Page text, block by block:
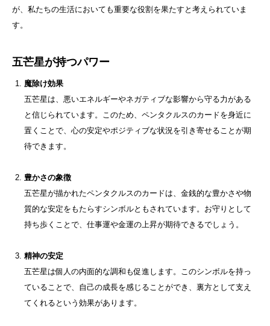
が、私たちの生活においても重要な役割を果たすと考えられていま
す。
五芒星が持つパワー
魔除け効果
五芒星は、悪いエネルギーやネガティブな影響から守る力がある
と信じられています。このため、ペンタクルスのカードを身近に
置くことで、心の安定やポジティブな状況を引き寄せることが期
待できます。
豊かさの象徴
五芒星が描かれたペンタクルスのカードは、金銭的な豊かさや物
質的な安定をもたらすシンボルともされています。お守りとして
持ち歩くことで、仕事運や金運の上昇が期待できるでしょう。
精神の安定
五芒星は個人の内面的な調和も促進します。このシンボルを持っ
ていることで、自己の成長を感じることができ、裏方として支え
てくれるという効果があります。